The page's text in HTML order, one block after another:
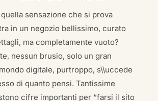
sensazione che si prova
in un negozio bellissimo, curato
ma completamente vuoto?
nessun brusio, solo un gran
digitale, purtroppo, s\\uccede
di quanto pensi. Tantissime
cifre importanti per “farsi il sito